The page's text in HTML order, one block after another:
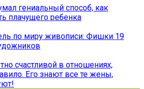
гениальный способ, как
плачущего ребенка
по миру живописи: Фишки 19
счастливой в отношениях,
Его знают все те жены,